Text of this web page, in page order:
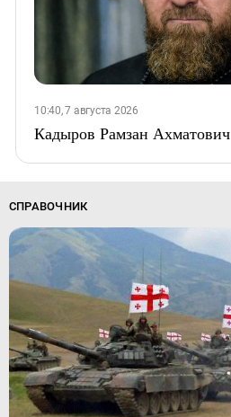
10:40, 7 августа 2026
Кадыров Рамзан Ахматович
СПРАВОЧНИК